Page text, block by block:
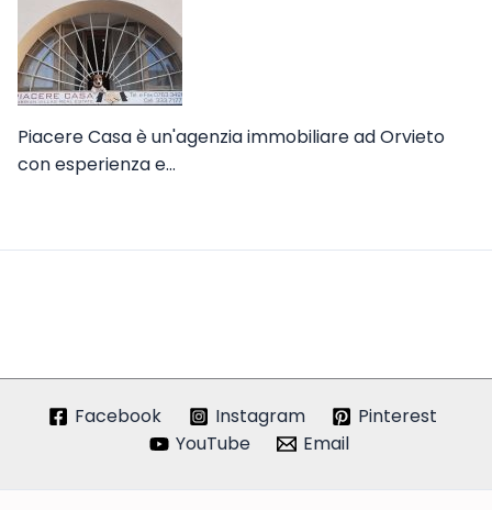
Piacere Casa è un'agenzia immobiliare ad Orvieto
con esperienza e…
Facebook Instagram
Pinterest
YouTube
Email